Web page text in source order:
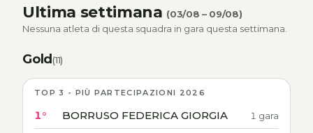
Ultima settimana (03/08 – 09/08)
Nessuna atleta di questa squadra in gara questa settimana.
Gold(11)
TOP 3 - PIÙ PARTECIPAZIONI 2026
1° BORRUSO FEDERICA GIORGIA 1 gara